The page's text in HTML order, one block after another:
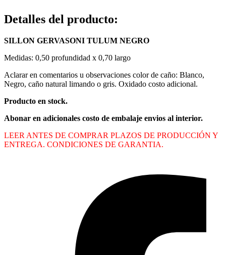
Detalles del producto:
SILLON GERVASONI TULUM NEGRO
Medidas: 0,50 profundidad x 0,70 largo
Aclarar en comentarios u observaciones color de caño: Blanco,
Negro, caño natural limando o gris. Oxidado costo adicional.
Producto en stock.
Abonar en adicionales costo de embalaje envios al interior.
LEER ANTES DE COMPRAR PLAZOS DE PRODUCCIÓN Y
ENTREGA. CONDICIONES DE GARANTIA.